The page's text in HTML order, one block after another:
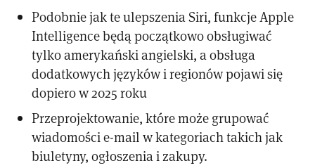
Podobnie jak te ulepszenia Siri, funkcje Apple
Intelligence będą początkowo obsługiwać
tylko amerykański angielski, a obsługa
dodatkowych języków i regionów pojawi się
dopiero w 2025 roku
Przeprojektowanie, które może grupować
wiadomości e-mail w kategoriach takich jak
biuletyny, ogłoszenia i zakupy.